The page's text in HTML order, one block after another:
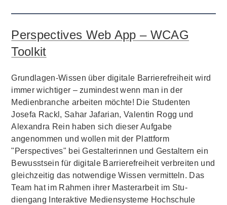
Perspectives Web App – WCAG
Toolkit
Grundlagen-Wissen über digitale Barrierefreiheit wird
immer wichtiger – zumindest wenn man in der
Medienbranche arbeiten möchte! Die Studenten
Josefa Rackl, Sahar Jafarian, Valentin Rogg und
Alexandra Rein haben sich dieser Aufgabe
angenommen und wollen mit der Plattform
"Perspectives" bei Gestalterinnen und Gestaltern ein
Bewusstsein für digitale Barrierefreiheit verbreiten und
gleichzeitig das notwendige Wissen vermitteln. Das
Team hat im Rahmen ihrer Masterarbeit im Stu­
diengang Interaktive Mediensyste­me Hochschule